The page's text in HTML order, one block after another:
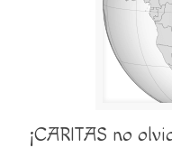
¡CARITAS no